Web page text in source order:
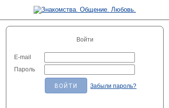
Войти
E-mail
Пароль
Забыли пароль?